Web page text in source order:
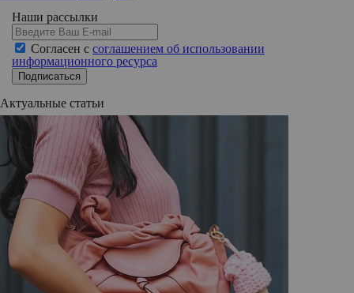
Наши рассылки
Согласен с соглашением об использовании
информационного ресурса
Подписаться
Актуальные статьи